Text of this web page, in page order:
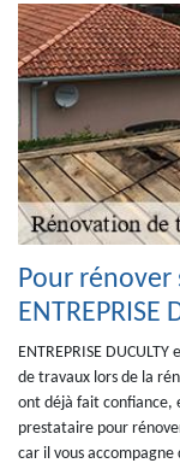
Pour
ENTREPRISE
ENTREPRISE
de travaux lors de la
ont déjà fait confiance,
prestataire pour
car il vous